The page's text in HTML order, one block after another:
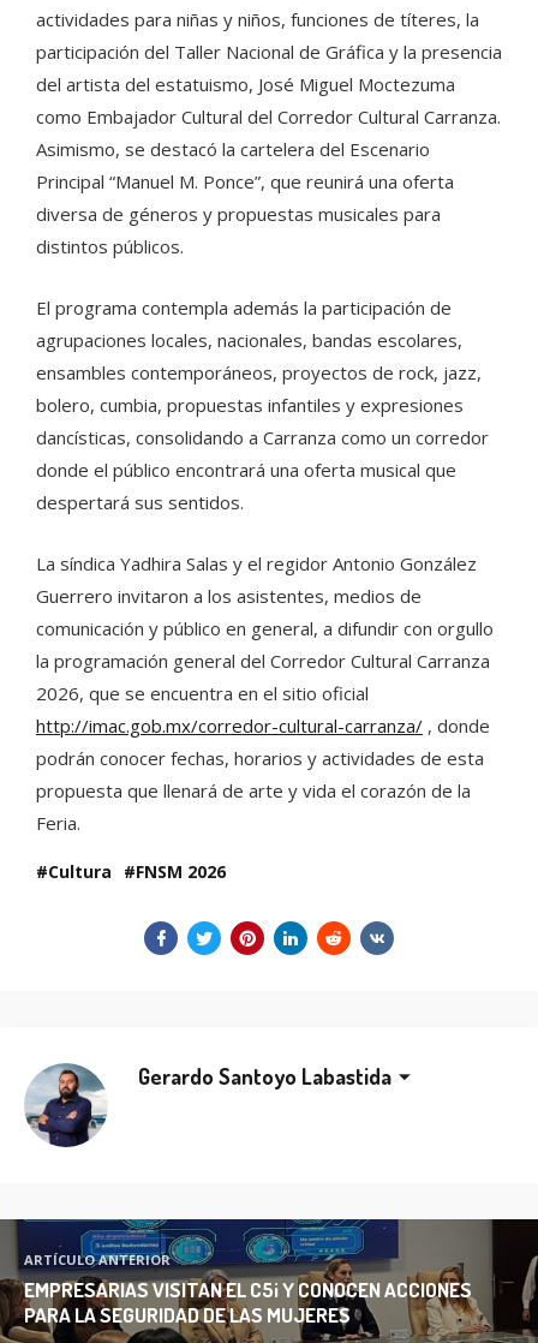
actividades para niñas y niños, funciones de títeres, la
participación del Taller Nacional de Gráfica y la presencia
del artista del estatuismo, José Miguel Moctezuma
como Embajador Cultural del Corredor Cultural Carranza.
Asimismo, se destacó la cartelera del Escenario
Principal “Manuel M. Ponce”, que reunirá una oferta
diversa de géneros y propuestas musicales para
distintos públicos.
El programa contempla además la participación de
agrupaciones locales, nacionales, bandas escolares,
ensambles contemporáneos, proyectos de rock, jazz,
bolero, cumbia, propuestas infantiles y expresiones
dancísticas, consolidando a Carranza como un corredor
donde el público encontrará una oferta musical que
despertará sus sentidos.
La síndica Yadhira Salas y el regidor Antonio González
Guerrero invitaron a los asistentes, medios de
comunicación y público en general, a difundir con orgullo
la programación general del Corredor Cultural Carranza
2026, que se encuentra en el sitio oficial
http://imac.gob.mx/corredor-cultural-carranza/ , donde
podrán conocer fechas, horarios y actividades de esta
propuesta que llenará de arte y vida el corazón de la
Feria.
Cultura FNSM 2026
Gerardo Santoyo Labastida
ARTÍCULO ANTERIOR
EMPRESARIAS VISITAN EL C5i Y CONOCEN ACCIONES
PARA LA SEGURIDAD DE LAS MUJERES